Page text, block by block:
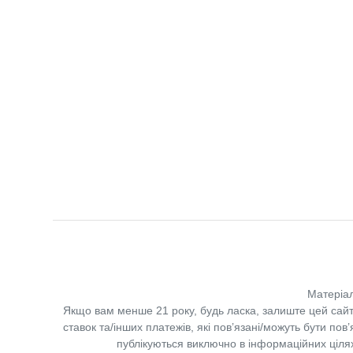
Якщо вам менше 21 року, будь ласка, залиште цей сайт.
ставок та/інших платежів, які пов’язані/можуть бути
публікуються виключно в інформаційних